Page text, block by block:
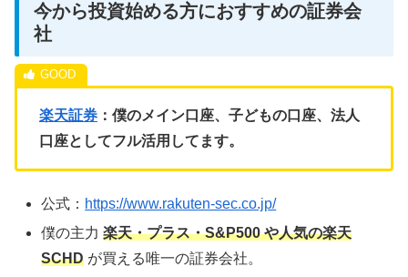
今から投資始める方におすすめの証券会
社
楽天証券 ：僕のメイン口座、子どもの口座、法人
口座としてフル活用してます。
公式： https://www.rakuten-sec.co.jp/
僕の主力楽天・プラス・S&P500 や人気の楽天
SCHD が買える唯一の証券会社。